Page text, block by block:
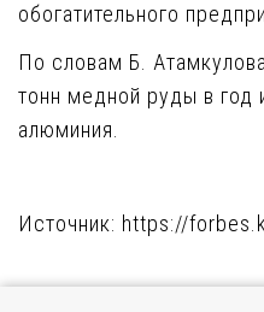
обогатительного
По словам Б.
тонн медной руды в год
алюминия.
Источник: https://